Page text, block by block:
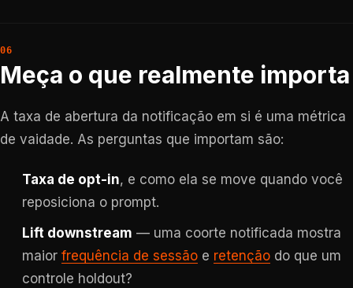
Meça o que realmente importa
A taxa de abertura da notificação em si é uma métrica
de vaidade. As perguntas que importam são:
Taxa de opt-in, e como ela se move quando você
reposiciona o prompt.
Lift downstream — uma coorte notificada mostra
maior frequência de sessão e retenção do que um
controle holdout?